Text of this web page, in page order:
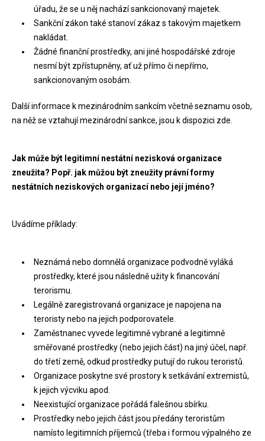
úřadu, že se u něj nachází sankcionovaný majetek.
Sankční zákon také stanoví zákaz s takovým majetkem
nakládat.
Žádné finanční prostředky, ani jiné hospodářské zdroje
nesmí být zpřístupněny, ať už přímo či nepřímo,
sankcionovaným osobám.
Další informace k mezinárodním sankcím včetně seznamu osob,
na něž se vztahují mezinárodní sankce, jsou k dispozici zde.
Jak může být legitimní nestátní nezisková organizace
zneužita? Popř. jak můžou být zneužity právní formy
nestátních neziskových organizací nebo její jméno?
Uvádíme příklady:
Neznámá nebo domnělá organizace podvodně vyláká
prostředky, které jsou následně užity k financování
terorismu.
Legálně zaregistrovaná organizace je napojena na
teroristy nebo na jejich podporovatele.
Zaměstnanec vyvede legitimně vybrané a legitimně
směřované prostředky (nebo jejich část) na jiný účel, např.
do třetí země, odkud prostředky putují do rukou teroristů.
Organizace poskytne své prostory k setkávání extremistů,
k jejich výcviku apod.
Neexistující organizace pořádá falešnou sbírku.
Prostředky nebo jejich část jsou předány teroristům
namísto legitimních příjemců (třeba i formou výpalného ze